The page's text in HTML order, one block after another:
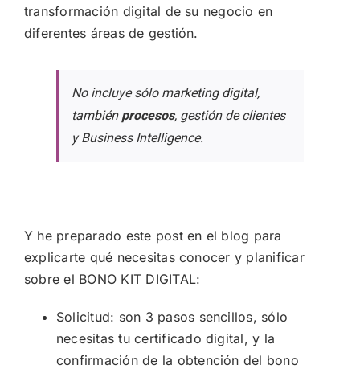
transformación digital de su negocio en
diferentes áreas de gestión.
No incluye sólo marketing digital,
tambiénprocesos, gestión de clientes
y Business Intelligence.
Y he preparado este post en el blog para
explicarte qué necesitas conocer y planificar
sobre el BONO KIT DIGITAL:
Solicitud: son 3 pasos sencillos, sólo
necesitas tu certificado digital, y la
confirmación de la obtención del bono